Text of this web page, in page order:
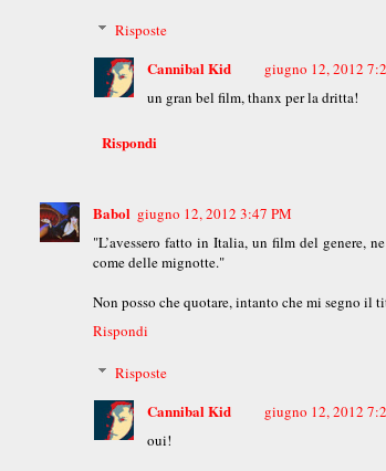
Risposte
Cannibal Kid
giugno 12, 2012
un gran bel film, thanx per la dritta!
Rispondi
Babol giugno 12, 2012 3:47 PM
"L’avessero fatto in Italia, un film del genere,
come delle mignotte."
Non posso che quotare, intanto che mi segno il
Rispondi
Risposte
Cannibal Kid
giugno 12, 2012
oui!